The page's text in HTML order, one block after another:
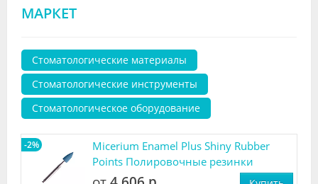
МАРКЕТ
Стоматологические материалы
Стоматологические инструменты
Стоматологическое оборудование
-2%
Micerium Enamel Plus Shiny Rubber
Points Полировочные резинки